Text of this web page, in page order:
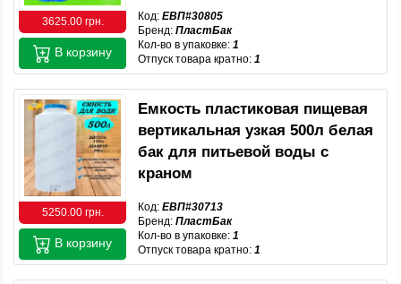
3625.00 грн. Код: ЕВП#30805
Бренд: ПластБак
Кол-во в упаковке: 1
Отпуск товара кратно: 1
В корзину
5250.00 грн.
Емкость пластиковая пищевая
вертикальная узкая 500л белая
бак для питьевой воды с
краном
Код: ЕВП#30713
Бренд: ПластБак
Кол-во в упаковке: 1
Отпуск товара кратно: 1
В корзину